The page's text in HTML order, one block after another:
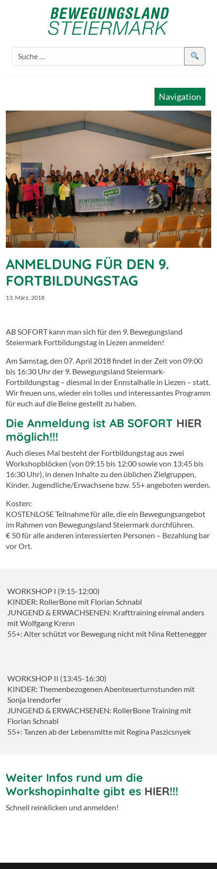
Navigation
ANMELDUNG FÜR DEN 9.
FORTBILDUNGSTAG
13. März, 2018
AB SOFORT kann man sich für den 9. Bewegungsland
Steiermark Fortbildungstag in Liezen anmelden!
Am Samstag, den 07. April 2018 findet in der Zeit von 09:00
bis 16:30 Uhr der 9. Bewegungsland Steiermark-
Fortbildungstag – diesmal in der Ennstalhalle in Liezen – statt.
Wir freuen uns, wieder ein tolles und interessantes Programm
für euch auf die Beine gestellt zu haben.
Die Anmeldung ist AB SOFORT HIER
möglich!!!
Auch dieses Mal besteht der Fortbildungstag aus zwei
Workshopblöcken (von 09:15 bis 12:00 sowie von 13:45 bis
16:30 Uhr), in denen Inhalte zu den üblichen Zielgruppen,
Kinder, Jugendliche/Erwachsene bzw. 55+ angeboten werden.
Kosten:
KOSTENLOSE Teilnahme für alle, dieein Bewegungsangebot
im Rahmen von Bewegungsland Steiermark durchführen.
€ 50 für alle anderen interessierten Personen – Bezahlung bar
vor Ort.
WORKSHOP I (9:15-12:00)
KINDER: RollerBone mit Florian Schnabl
JUNGEND & ERWACHSENEN: Krafttraining einmal anders
mit Wolfgang Krenn
55+: Alter schützt vor Bewegung nicht mit Nina Rettenegger
WORKSHOP II (13:45-16:30)
KINDER: Themenbezogenen Abenteuerturnstunden mit
Sonja Irendorfer
JUNGEND & ERWACHSENEN: RollerBone Training mit
Florian Schnabl
55+: Tanzen ab der Lebensmitte mit Regina Paszicsnyek
Weiter Infos rund um die
Workshopinhalte gibt es HIER!!!
Schnell reinklicken und anmelden!